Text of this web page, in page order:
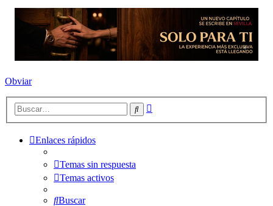
Obviar
Buscar
Enlaces rápidos
Temas sin respuesta
Temas activos
Buscar